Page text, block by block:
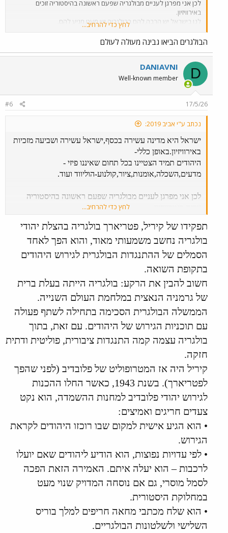
לכן אני מפרגן לעניים מבולגריה שפעם ראשונה בהיסטוריה זוכים
באירוויזיון.
לנו בישראל יש הרבה,להם בבולגריה יש מעט.מגיע להם.
הערה:סופסוף,יש מדינה באירופה שאיננה אנטישמית.האירוויזיון בבולגריה
שנה הבאה,יעבור חלק
לחץ כדי להרחיב...
הבולגרים הביאו גבינה מעולה לעולם
D
DANIAVNI
Well-known member
17/5/26
#6
נכתב ע"י אביב 2019:
ישראל היא מדינה עשירה בכסף,ישראל עשירה ושביעה מזכיות
באירוויזיון.באופן כללי-
היהודים תמיד הצטיינו בכל תחום שאיננו פיזי -
מדעים,השכלה,אומנות,ציור,קולנוע-הוליווד ועוד.
לכן אני מפרגן לעניים מבולגריה שפעם ראשונה בהיסטוריה
הערה:סופסוף,יש מדינה באירופה שאיננה אנטישמית.האירוויזיון
בבולגריה שנה הבאה,יעבור חלק
בלי קריאות בוז,כי העם הבולגרי תמיד היה נוח ליהודים.##
לחץ כדי להרחיב...
תפקידו של קיריל, פטריארך בולגריה בהצלת יהודי
בולגריה נחשב משמעותי מאוד, והוא הפך לאחד
הסמלים של ההתנגדות הבולגרית לגירוש היהודים
בתקופת השואה.
חשוב להבין את הרקע: בולגריה הייתה בעלת ברית
של גרמניה הנאצית במלחמת העולם השנייה.
הממשלה הבולגרית הסכימה בתחילה לשתף פעולה
עם תוכניות הגירוש של היהודים. עם זאת, בתוך
בולגריה עצמה קמה התנגדות ציבורית, פוליטית ודתית
חזקה.
קיריל היה אז המטרופוליט של פלובדיב (לפני שהפך
לפטריארך). בשנת 1943, כאשר החלו ההכנות
לגירוש יהודי פלובדיב למחנות ההשמדה, הוא נקט
צעדים חריגים ואמיצים:
• הוא הגיע אישית למקום שבו רוכזו היהודים לקראת
הגירוש.
• לפי עדויות נפוצות, הוא הודיע ליהודים שאם יועלו
לרכבות – הוא יעלה איתם. האמירה הזאת הפכה
לסמל מוסרי, גם אם נוסחה המדויק שנוי מעט
במחלוקת היסטורית.
• הוא שלח מכתבי מחאה חריפים למלך בוריס
השלישי ולשלטונות הבולגריים.